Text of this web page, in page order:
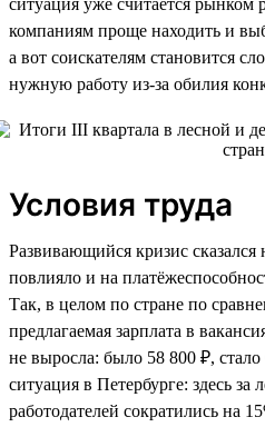
компаниям проще находить и
а вот соискателям становится
нужную работу из-за обилия
Условия труда
Развивающийся кризис сказался
повлияло и на
Так, в целом по стране по
предлагаемая зарплата в
не выросла: было 58 800 ₽, стало
ситуация в Петербурге: здесь за
работодателей сократились на